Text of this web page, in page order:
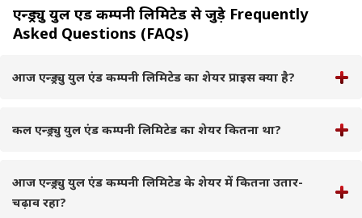
एन्ड्र्यु युल एंड कम्पनी लिमिटेड से जुड़े Frequently
Asked Questions (FAQs)
आज एन्ड्र्यु युल एंड कम्पनी लिमिटेड का शेयर प्राइस क्या है?
कल एन्ड्र्यु युल एंड कम्पनी लिमिटेड का शेयर कितना था?
आज एन्ड्र्यु युल एंड कम्पनी लिमिटेड के शेयर में कितना उतार-
चढ़ाव रहा?